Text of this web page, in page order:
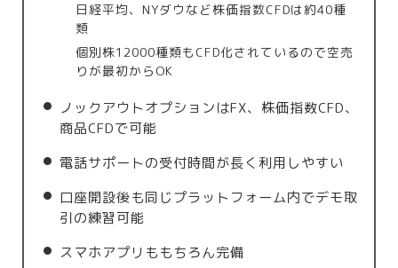
日経平均、NYダウなど株価指数CFDは約40種
類
個別株12000種類もCFD化されているので空売
りが最初からOK
ノックアウトオプションはFX、株価指数CFD、
商品CFDで可能
電話サポートの受付時間が長く利用しやすい
口座開設後も同じプラットフォーム内でデモ取
引の練習可能
スマホアプリももちろん完備